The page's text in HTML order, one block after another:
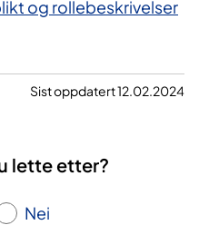
og rollebeskrivelser
Sist oppdatert 12.02.2024
lette etter?
Nei